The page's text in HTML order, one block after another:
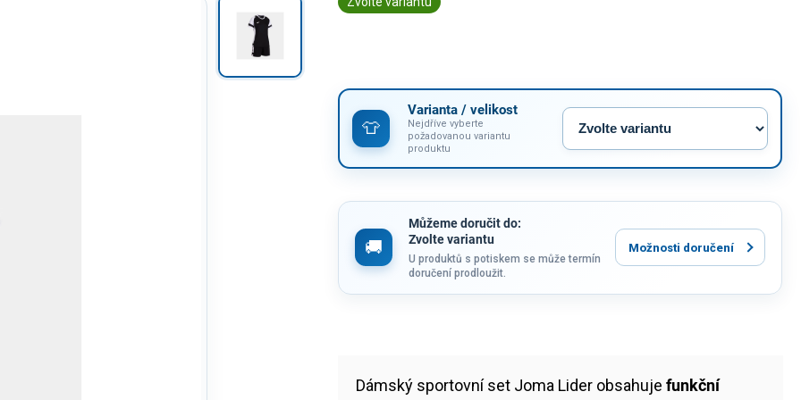
Varianta / velikost
Nejdříve vyberte
požadovanou variantu
produktu
Můžeme doručit do:
Zvolte variantu
U produktů s potiskem se může termín
doručení prodloužit.
Možnosti doručení
Dámský sportovní set Joma Lider obsahujefunkční